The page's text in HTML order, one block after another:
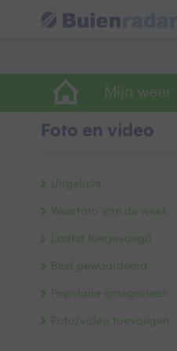
Mijn weer
Foto en video
Uitgelicht
Weerfoto van de week
Laatst toegevoegd
Best gewaardeerd
Populaire categorieën
Foto/video toevoegen